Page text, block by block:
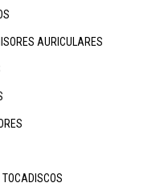
AURICULARES